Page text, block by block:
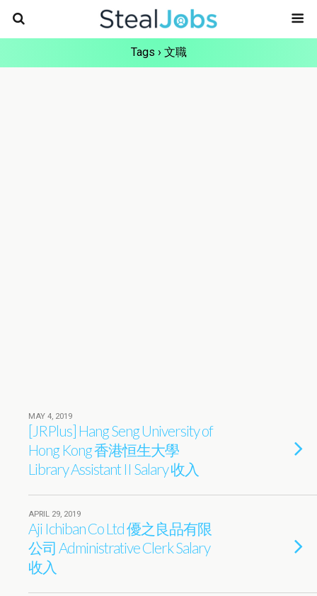
Tags › 文職
MAY 4, 2019
[JRPlus] Hang Seng University of
Hong Kong 香港恒生大學
Library Assistant II Salary 收入
APRIL 29, 2019
Aji Ichiban Co Ltd 優之良品有限
公司 Administrative Clerk Salary
收入